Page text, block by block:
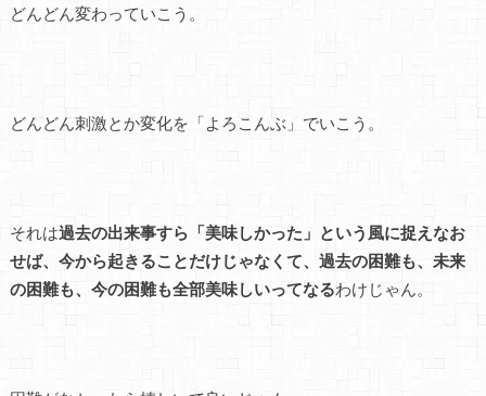
どんどん変わっていこう。
どんどん刺激とか変化を「よろこんぶ」でいこう。
それは過去の出来事すら「美味しかった」という風に捉えなお
せば、今から起きることだけじゃなくて、過去の困難も、未来
の困難も、今の困難も全部美味しいってなるわけじゃん。